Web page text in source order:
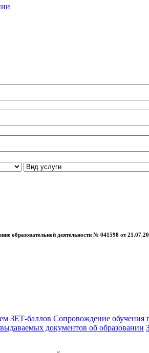
образовательной деятельности № 041598 от
ЗЕТ-баллов Сопровождение
документов об образовании